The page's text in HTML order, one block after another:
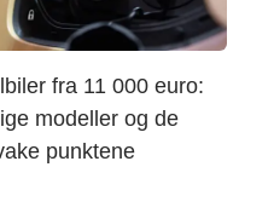
fra 11 000 euro:
modeller og de
punktene